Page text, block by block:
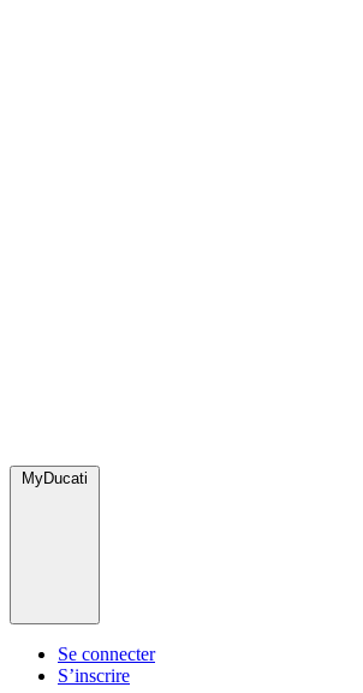
MyDucati
Se connecter
S’inscrire